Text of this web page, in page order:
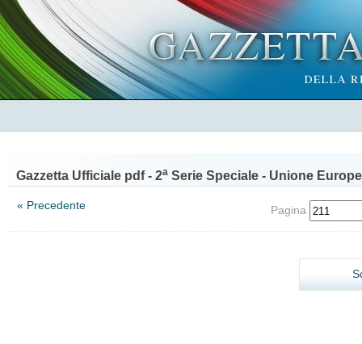
Gazzetta Ufficiale pdf - 2a Serie Speciale - Unione
« Precedente Pagina